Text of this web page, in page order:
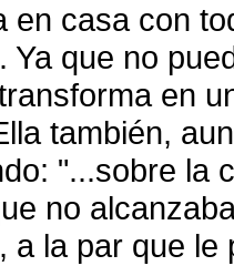
en casa con
Ya que no
en
también,
"...sobre la
no
a la par que le